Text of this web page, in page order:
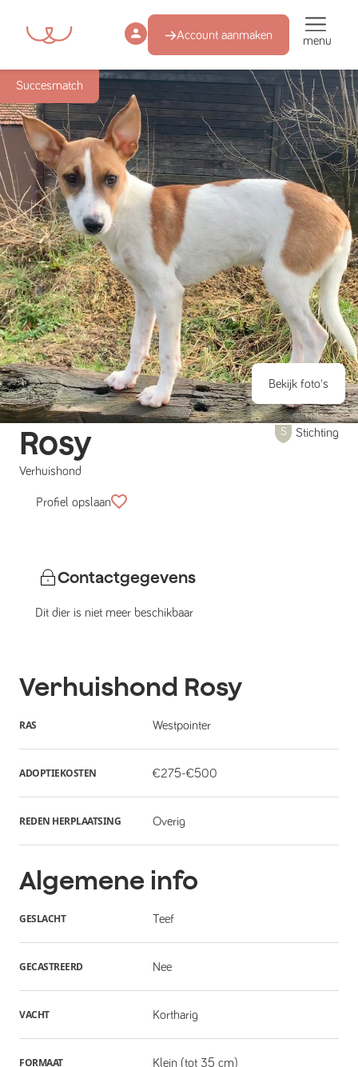
Account aanmaken menu
Succesmatch
Bekijk foto's
Rosy
Verhuishond
Stichting
Profiel opslaan
Contactgegevens
Dit dier is niet meer beschikbaar
Verhuishond Rosy
RAS Westpointer
ADOPTIEKOSTEN €275-€500
REDEN HERPLAATSING Overig
Algemene info
GESLACHT Teef
GECASTREERD Nee
VACHT Kortharig
FORMAAT Klein (tot 35 cm)